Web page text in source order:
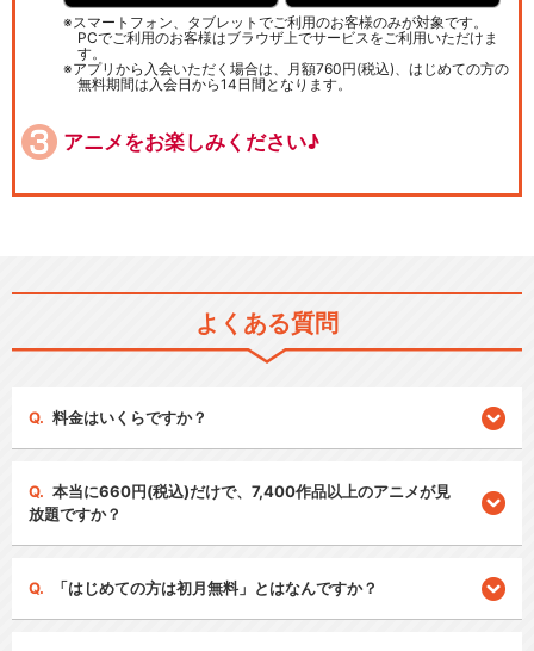
スマートフォン、タブレットでご利用のお客様のみが対象です。
PCでご利用のお客様はブラウザ上でサービスをご利用いただけま
す。
アプリから入会いただく場合は、月額760円(税込)、はじめての方の
無料期間は入会日から14日間となります。
アニメをお楽しみください♪
よくある質問
料金はいくらですか？
本当に660円(税込)だけで、7,400作品以上のアニメが見
放題ですか？
「はじめての方は初月無料」とはなんですか？